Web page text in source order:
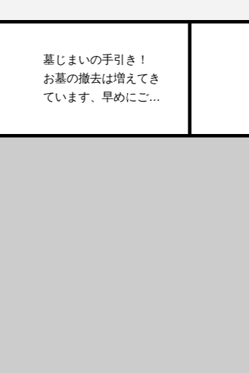
墓じまいの手引き！
お墓の撤去は増えてき
ています、早めにご相